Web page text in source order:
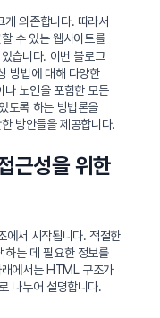
의존합니다. 따라서
수 있는 웹사이트를
습니다. 이번 블로그
방법에 대해 다양한
나 노인을 포함한 모든
도록 하는 방법론을
방안들을 제공합니다.
근성을 위한
에서 시작됩니다. 적절한
하는 데 필요한 정보를
에서는 HTML 구조가
나누어 설명합니다.